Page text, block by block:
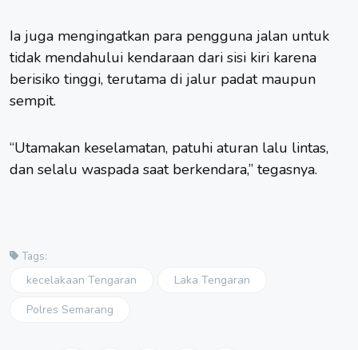
Ia juga mengingatkan para pengguna jalan untuk
tidak mendahului kendaraan dari sisi kiri karena
berisiko tinggi, terutama di jalur padat maupun
sempit.
“Utamakan keselamatan, patuhi aturan lalu lintas,
dan selalu waspada saat berkendara,” tegasnya.
Tags:
kecelakaan Tengaran
Laka Tengaran
Polres Semarang